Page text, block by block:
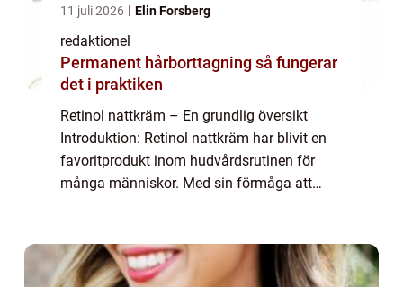
11 juli 2026 Elin Forsberg
redaktionel
Permanent hårborttagning så fungerar
det i praktiken
Retinol nattkräm – En grundlig översikt
Introduktion: Retinol nattkräm har blivit en
favoritprodukt inom hudvårdsrutinen för
många människor. Med sin förmåga att